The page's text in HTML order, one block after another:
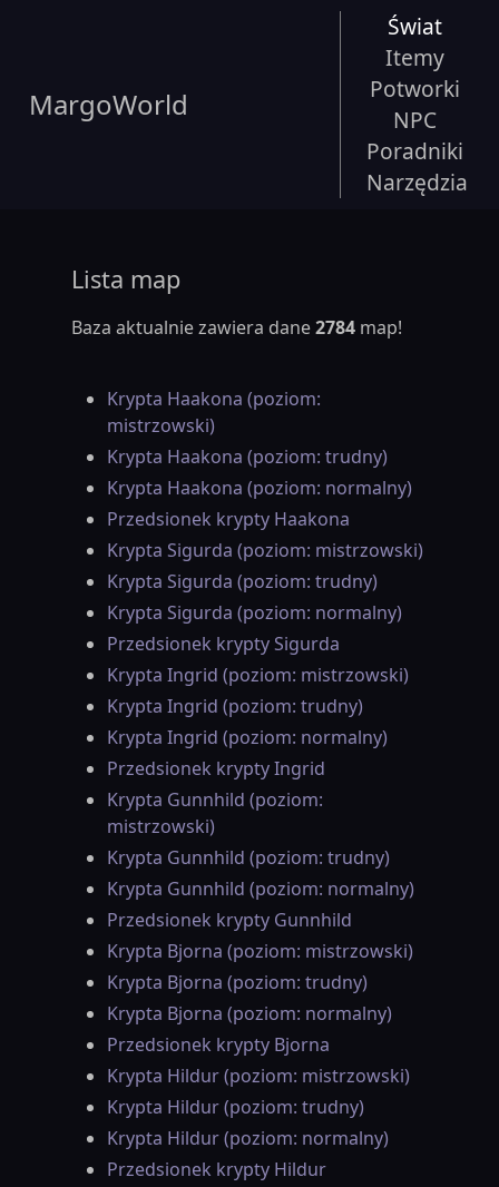
MargoWorld
Świat
Itemy
Potworki
NPC
Poradniki
Narzędzia
Lista map
Baza aktualnie zawiera dane2784 map!
Krypta Haakona (poziom:
mistrzowski)
Krypta Haakona (poziom: trudny)
Krypta Haakona (poziom: normalny)
Przedsionek krypty Haakona
Krypta Sigurda (poziom: mistrzowski)
Krypta Sigurda (poziom: trudny)
Krypta Sigurda (poziom: normalny)
Przedsionek krypty Sigurda
Krypta Ingrid (poziom: mistrzowski)
Krypta Ingrid (poziom: trudny)
Krypta Ingrid (poziom: normalny)
Przedsionek krypty Ingrid
Krypta Gunnhild (poziom:
mistrzowski)
Krypta Gunnhild (poziom: trudny)
Krypta Gunnhild (poziom: normalny)
Przedsionek krypty Gunnhild
Krypta Bjorna (poziom: mistrzowski)
Krypta Bjorna (poziom: trudny)
Krypta Bjorna (poziom: normalny)
Przedsionek krypty Bjorna
Krypta Hildur (poziom: mistrzowski)
Krypta Hildur (poziom: trudny)
Krypta Hildur (poziom: normalny)
Przedsionek krypty Hildur